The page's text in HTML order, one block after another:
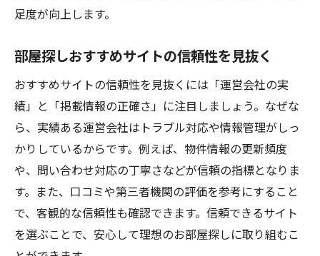
足度が向上します。
部屋探しおすすめサイトの信頼性を見抜く
おすすめサイトの信頼性を見抜くには「運営会社の実
績」と「掲載情報の正確さ」に注目しましょう。なぜな
ら、実績ある運営会社はトラブル対応や情報管理がしっ
かりしているからです。例えば、物件情報の更新頻度
や、問い合わせ対応の丁寧さなどが信頼の指標となりま
す。また、口コミや第三者機関の評価を参考にすること
で、客観的な信頼性も確認できます。信頼できるサイト
を選ぶことで、安心して理想のお部屋探しに取り組むこ